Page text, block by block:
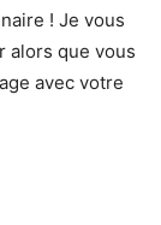
! Je vous
alors que vous
avec votre